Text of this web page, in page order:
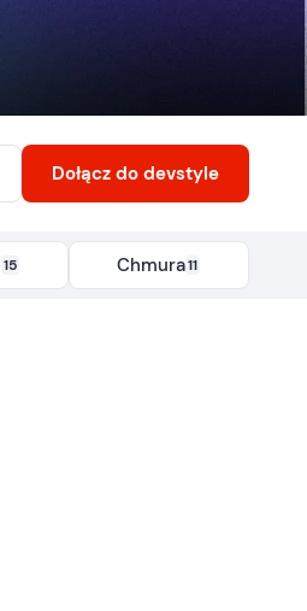
Dołącz do devstyle
15 Chmura11